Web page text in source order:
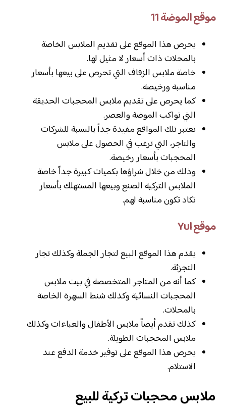
موقع الموضة 11
يحرص هذا الموقع على تقديم الملابس الخاصة
بالمحلات ذات أسعار لا مثيل لها.
خاصة ملابس الزفاف التي تحرص على بيعها بأسعار
مناسبة ورخيصة.
كما يحرص على تقديم ملابس المحجبات الحديقة
التي تواكب الموضة والعصر.
تعتبر تلك المواقع مفيدة جداً بالنسبة للشركات
والتاجر، التي ترغب في الحصول على ملابس
المحجبات بأسعار رخيصة.
وذلك من خلال شراؤها بكميات كبيرة جداً خاصة
الملابس التركية الصنع وبيعها المستهلك بأسعار
تكاد تكون مناسبة لهم.
موقع Yul
يقدم هذا الموقع البيع لتجار الجملة وكذلك تجار
التجزئة.
كما أنه من المتاجر المتخصصة في بيت ملابس
المحجبات النسائية وكذلك شنط السهرة الخاصة
بالمحلات.
كذلك تقدم أيضاً ملابس الأطفال والعباءات وكذلك
ملابس المحجبات الطويلة.
يحرص هذا الموقع على توفير خدمة الدفع عند
الاستلام.
ملابس محجبات تركية للبيع